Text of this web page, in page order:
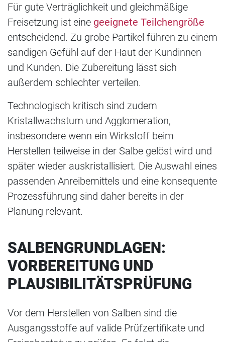
Für gute Verträglichkeit und gleichmäßige
Freisetzung ist eine geeignete Teilchengröße
entscheidend. Zu grobe Partikel führen zu einem
sandigen Gefühl auf der Haut der Kundinnen
und Kunden. Die Zubereitung lässt sich
außerdem schlechter verteilen.
Technologisch kritisch sind zudem
Kristallwachstum und Agglomeration,
insbesondere wenn ein Wirkstoff beim
Herstellen teilweise in der Salbe gelöst wird und
später wieder auskristallisiert. Die Auswahl eines
passenden Anreibemittels und eine konsequente
Prozessführung sind daher bereits in der
Planung relevant.
SALBENGRUNDLAGEN:
VORBEREITUNG UND
PLAUSIBILITÄTSPRÜFUNG
Vor dem Herstellen von Salben sind die
Ausgangsstoffe auf valide Prüfzertifikate und